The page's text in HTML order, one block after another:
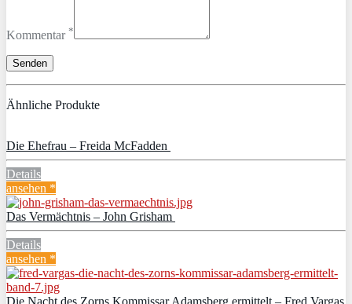
Kommentar *
Ähnliche Produkte
Die Ehefrau – Freida McFadden
Details
ansehen *
Das Vermächtnis – John Grisham
Details
ansehen *
Die Nacht des Zorns Kommissar Adamsberg ermittelt – Fred Vargas